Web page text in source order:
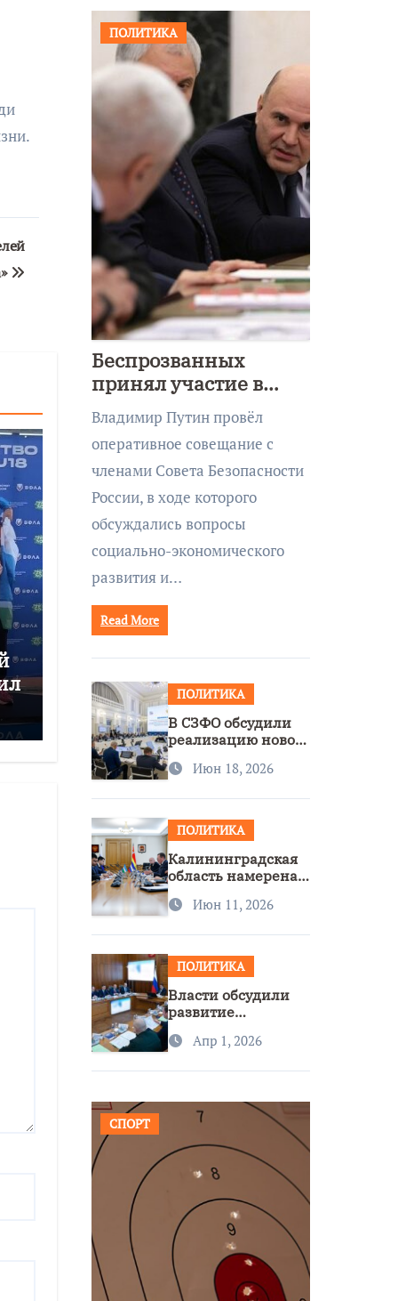
ПОЛИТИКА
Беспрозванных
принял участие в
совещании Совбеза
под руководством
Путина
Владимир Путин провёл
оперативное совещание с
членами Совета Безопасности
России, в ходе которого
обсуждались вопросы
социально-экономического
развития и…
Read More
ПОЛИТИКА
В СЗФО обсудили
реализацию новой
нацполитики
Июн 18, 2026
ПОЛИТИКА
Калининградская
область намерена
сотрудничество с
Июн 11, 2026
ПОЛИТИКА
Власти обсудили
развитие
доступность
Апр 1, 2026
СПОРТ